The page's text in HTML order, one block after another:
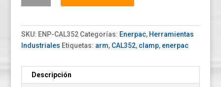
SKU: ENP-CAL352 Categorías: Enerpac, Herramientas
Industriales Etiquetas: arm, CAL352, clamp, enerpac
Descripción